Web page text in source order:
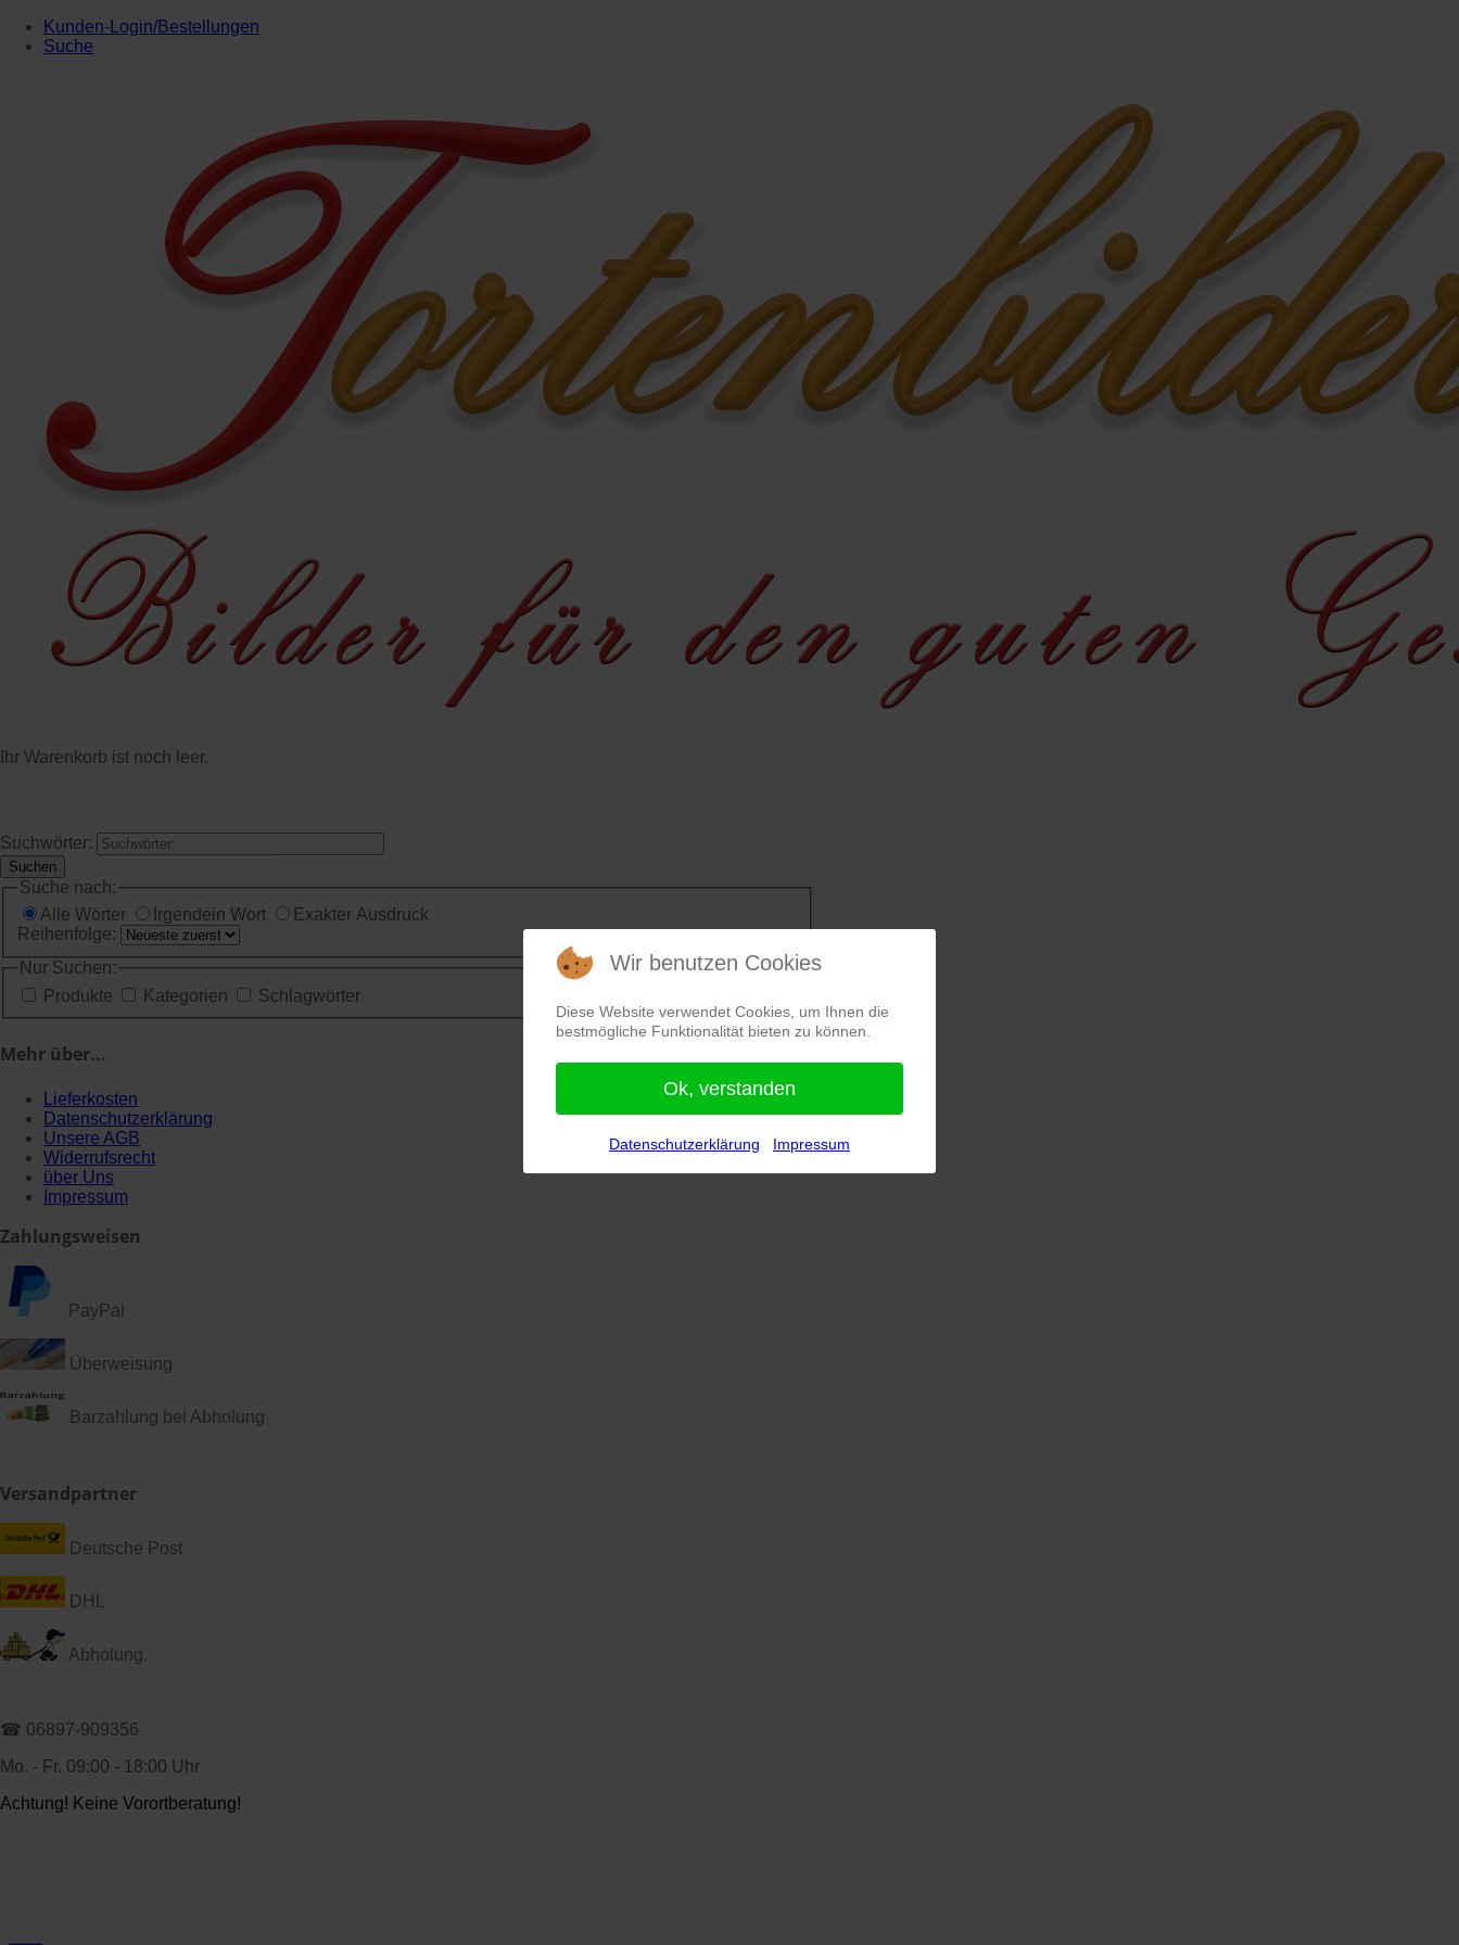
Kunden-Login/Bestellungen
Suche
Ihr Warenkorb ist noch leer.
Suchwörter:
Suchen
Suche nach:
Alle Wörter
Irgendein Wort
Exakter Ausdruck
Reihenfolge:
Nur Suchen:
Produkte
Kategorien Schlagwörter
Mehr über...
Lieferkosten
Datenschutzerklärung
Unsere AGB
Widerrufsrecht
über Uns
Impressum
Zahlungsweisen
PayPal
Überweisung
Barzahlung bei Abholung
Versandpartner
Deutsche Post
DHL
Abholung.
☎ 06897-909356
Mo. - Fr. 09:00 - 18:00 Uhr
Achtung! Keine Vorortberatung!
Wir benutzen Cookies
Diese Website verwendet Cookies, um Ihnen die
bestmögliche Funktionalität bieten zu können.
Ok, verstanden
Datenschutzerklärung Impressum